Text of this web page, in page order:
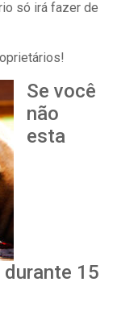
só irá fazer de
Se você
não
esta
durante 15